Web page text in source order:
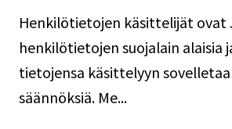
Henkilötietojen käsittelijät ovat
henkilötietojen suojalain alaisia
tietojensa käsittelyyn
säännöksiä. Me...